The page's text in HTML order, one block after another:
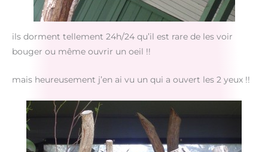
ils dorment tellement 24h/24 qu’il est rare de les voir
bouger ou même ouvrir un oeil !!
mais heureusement j’en ai vu un qui a ouvert les 2 yeux !!